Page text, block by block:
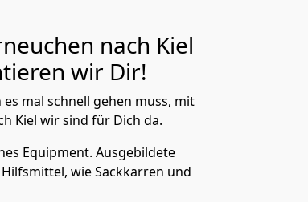
nach Kiel
wir Dir!
es mal schnell gehen muss, mit
Kiel wir sind für Dich da.
Equipment. Ausgebildete
wie Sackkarren und